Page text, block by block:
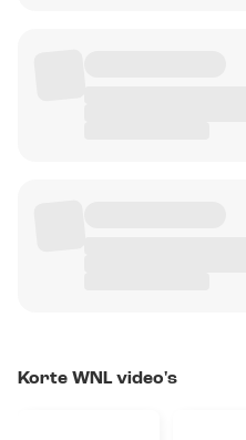
Korte WNL video's